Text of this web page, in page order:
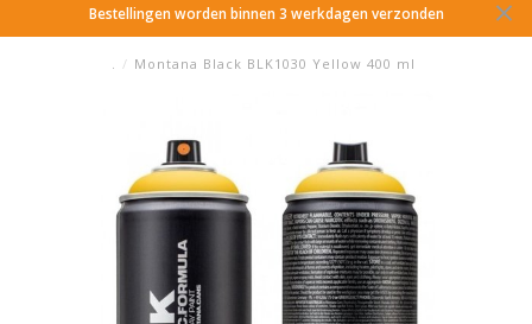
Bestellingen worden binnen 3 werkdagen verzonden
. / Montana Black BLK1030 Yellow 400 ml